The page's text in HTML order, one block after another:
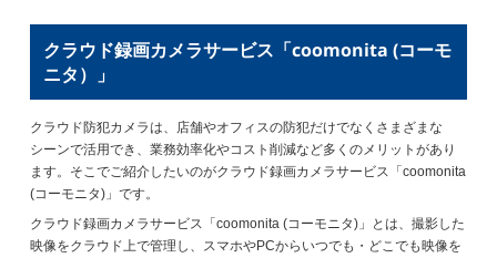
クラウド録画カメラサービス「coomonita (コーモ
ニタ）」
クラウド防犯カメラは、店舗やオフィスの防犯だけでなくさまざまな
シーンで活用でき、業務効率化やコスト削減など多くのメリットがあり
ます。そこでご紹介したいのがクラウド録画カメラサービス「coomonita
(コーモニタ)」です。
クラウド録画カメラサービス「coomonita (コーモニタ)」とは、撮影した
映像をクラウド上で管理し、スマホやPCからいつでも・どこでも映像を